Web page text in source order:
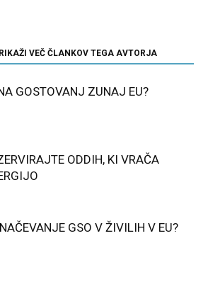
VEČ ČLANKOV TEGA AVTORJA
GOSTOVANJ ZUNAJ EU?
ODDIH, KI VRAČA
GSO V ŽIVILIH V EU?